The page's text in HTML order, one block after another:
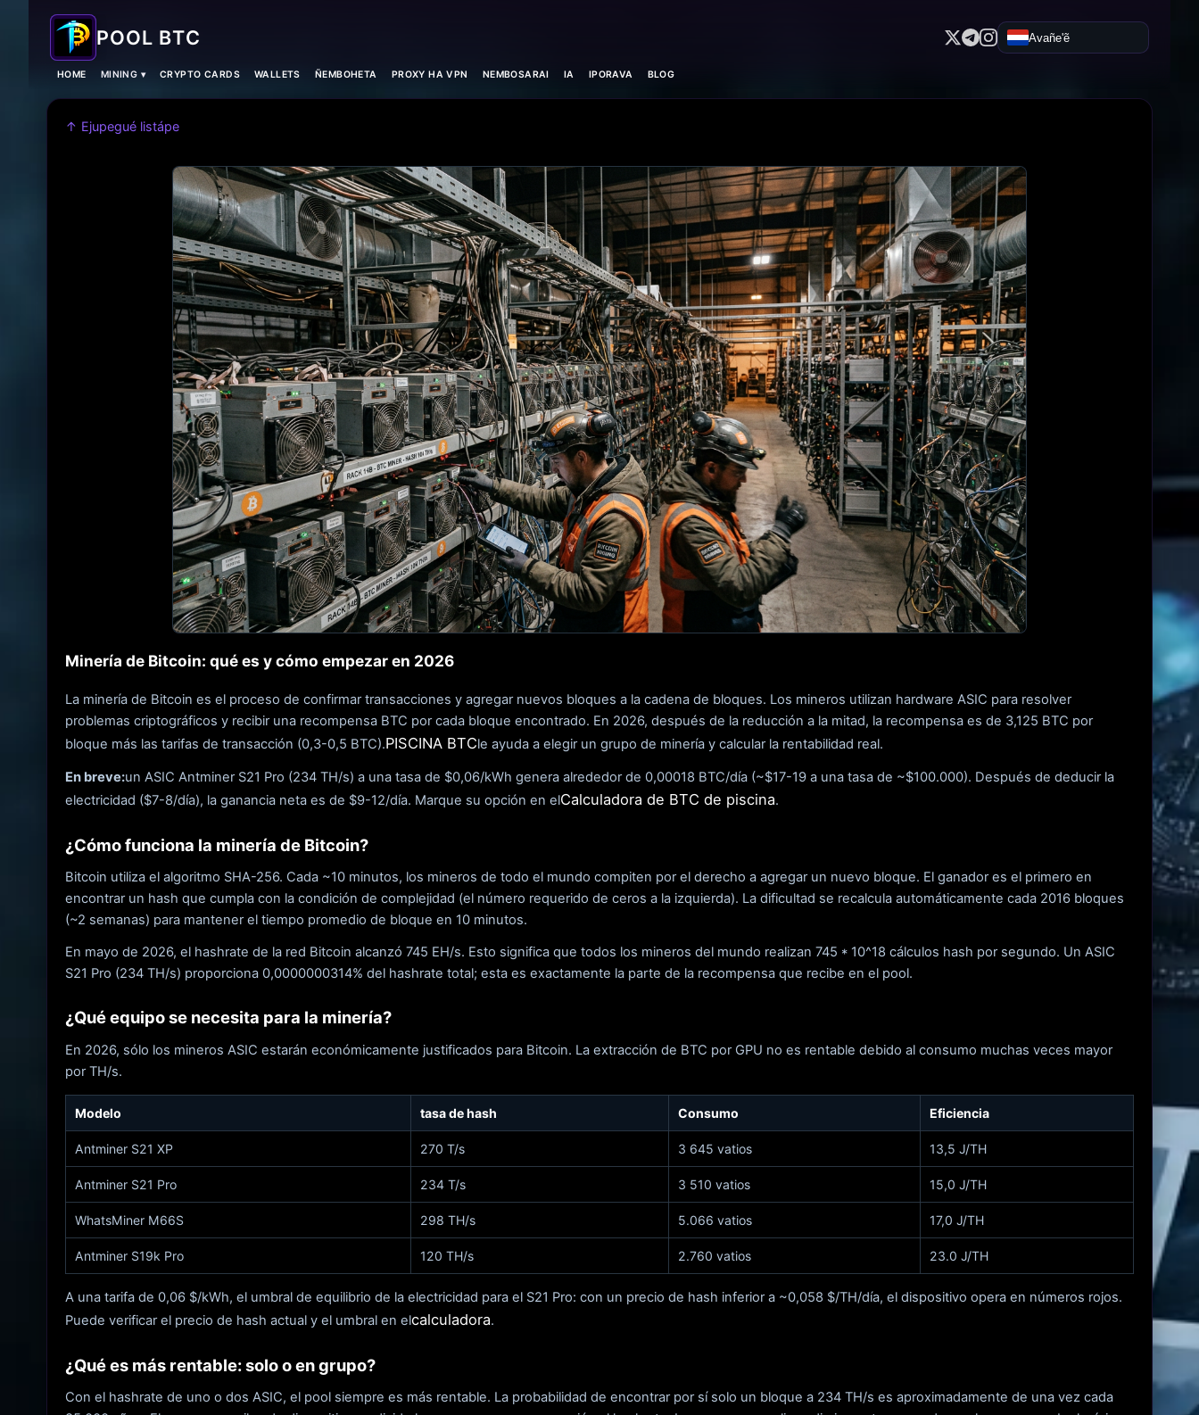
POOL BTC Avañe'ẽ
HOME MINING ▾ CRYPTO CARDS WALLETS ÑEMBOHETA PROXY HA VPN NEMBOSARAI IA IPORAVA BLOG
↑ Ejupegué listápe
Minería de Bitcoin: qué es y cómo empezar en 2026
La minería de Bitcoin es el proceso de confirmar transacciones y agregar nuevos bloques a la cadena de bloques. Los mineros utilizan hardware ASIC para resolver
problemas criptográficos y recibir una recompensa BTC por cada bloque encontrado. En 2026, después de la reducción a la mitad, la recompensa es de 3,125 BTC por
bloque más las tarifas de transacción (0,3-0,5 BTC).PISCINA BTCle ayuda a elegir un grupo de minería y calcular la rentabilidad real.
En breve:un ASIC Antminer S21 Pro (234 TH/s) a una tasa de $0,06/kWh genera alrededor de 0,00018 BTC/día (~$17-19 a una tasa de ~$100.000). Después de deducir la
electricidad ($7-8/día), la ganancia neta es de $9-12/día. Marque su opción en elCalculadora de BTC de piscina.
¿Cómo funciona la minería de Bitcoin?
Bitcoin utiliza el algoritmo SHA-256. Cada ~10 minutos, los mineros de todo el mundo compiten por el derecho a agregar un nuevo bloque. El ganador es el primero en
encontrar un hash que cumpla con la condición de complejidad (el número requerido de ceros a la izquierda). La dificultad se recalcula automáticamente cada 2016 bloques
(~2 semanas) para mantener el tiempo promedio de bloque en 10 minutos.
En mayo de 2026, el hashrate de la red Bitcoin alcanzó 745 EH/s. Esto significa que todos los mineros del mundo realizan 745 * 10^18 cálculos hash por segundo. Un ASIC
S21 Pro (234 TH/s) proporciona 0,0000000314% del hashrate total; esta es exactamente la parte de la recompensa que recibe en el pool.
¿Qué equipo se necesita para la minería?
En 2026, sólo los mineros ASIC estarán económicamente justificados para Bitcoin. La extracción de BTC por GPU no es rentable debido al consumo muchas veces mayor
por TH/s.
Modelo tasa de hash Consumo Eficiencia
Antminer S21 XP 270 T/s 3 645 vatios 13,5 J/TH
Antminer S21 Pro 234 T/s 3 510 vatios 15,0 J/TH
WhatsMiner M66S 298 TH/s 5.066 vatios 17,0 J/TH
Antminer S19k Pro 120 TH/s 2.760 vatios 23.0 J/TH
A una tarifa de 0,06 $/kWh, el umbral de equilibrio de la electricidad para el S21 Pro: con un precio de hash inferior a ~0,058 $/TH/día, el dispositivo opera en números rojos.
Puede verificar el precio de hash actual y el umbral en elcalculadora.
¿Qué es más rentable: solo o en grupo?
Con el hashrate de uno o dos ASIC, el pool siempre es más rentable. La probabilidad de encontrar por sí solo un bloque a 234 TH/s es aproximadamente de una vez cada